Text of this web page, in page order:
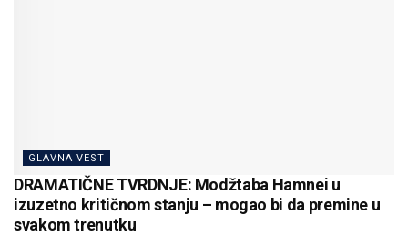
GLAVNA VEST
DRAMATIČNE TVRDNJE: Modžtaba Hamnei u
izuzetno kritičnom stanju – mogao bi da premine u
svakom trenutku